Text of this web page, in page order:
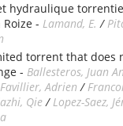
hydraulique
- Lamand, E. /
torrent that does
- Ballesteros, Juan
Favillier, Adrien /
Qie/ Lopez-Saez,